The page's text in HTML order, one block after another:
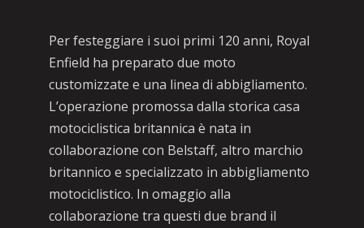
Per festeggiare i suoi primi 120 anni, Royal
Enfield ha preparato due moto
customizzate e una linea di abbigliamento.
L’operazione promossa dalla storica casa
motociclistica britannica è nata in
collaborazione con Belstaff, altro marchio
britannico e specializzato in abbigliamento
motociclistico. In omaggio alla
collaborazione tra questi due brand il